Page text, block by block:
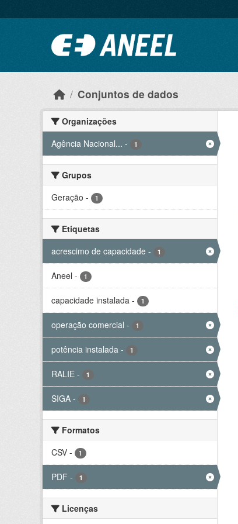
Conjuntos de dados
Organizações
Agência Nacional... - 1
Grupos
Geração - 1
Etiquetas
acrescimo de capacidade - 1
Aneel - 1
capacidade instalada - 1
operação comercial - 1
potência instalada - 1
RALIE - 1
SIGA - 1
Formatos
CSV - 1
PDF - 1
Licenças